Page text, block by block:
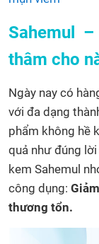
Sahemul
thâm cho
Ngày nay có
với đa dạng
phẩm không hề
quả như đúng
kem Sahemul
công dụng:
thương tổn.